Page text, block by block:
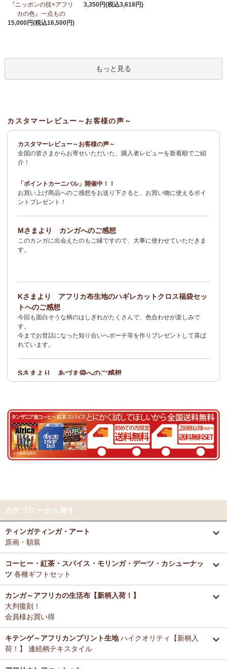
3/27： サーカスパンツ
仕立てた新作登場！『ニッポンの技×アフリカの色』
3/11：リボン付きブラウス アレンジいろいろ9way仕様！新入
3/11：イレギュラーヘム タックスカート
イクオリティ◇で仕立てた新作登場！『ニッポンの技×アフリカの
2/4： 長財布L字ファスナー～キテンゲ本革仕立て
～キテンゲ◇ハ
2/3： キテンゲ本革 名刺ケース～キテンゲ◇ハイクオリティ◇で
仕立てた新作登場！『ニッポンの技×アフリカの色』
2/3： オトナの多機能リュック～キテンゲ本革仕立て
ハイクオリティ◇で仕立てた新作登場！『ニッポンの技×アフリカ
の色』
1/19イージーパンツ～美脚ゆるやかブーツカットデザイン～
ンゲ◇ハイクオリティ◇で仕立てた新作登場！『ニッポンの技×ア
フリカの色』
1/19：エコバッグ≪2サイズ展開≫
名ごとに2つのカテゴリーでご紹介します
→ 作家名 A―L
→ 作家名 M―Z
名ごとに2つのカテゴリーでご紹介します
→ 作家名 A―L
→ 作家名 M―Z
1/15：2026年 バラカの福袋≪数量限定で再販決定！≫
～アフリカングッズ満杯～1年間の感謝をこめて
12/25：ステッチVネック ノースリーブブラウス新入荷！～キテ
ンゲ◇ハイクオリティ◇で仕立てた新作登場！
12/25：マサイシュカ アフリカの布ページに新入荷！
マサイ民族のマント 軽くおしゃれなブランケット
12/25：ティンガティンガ・アート～シャターニ（アフリカの精
霊）の作品新入荷！
12/25：
12/20：2026年 バラカの福袋～2025.12/20（土）予約販売開始
～アフリカングッズ満杯～1年間の感謝をこめて
≪数量限定販売
≫
『ニッポンの技×アフリ
カの色』一点もの
15,000円(税込16,500円)
3,350円(税込3,618円)
もっと見る
カスタマーレビュー～お客様の声～
カスタマーレビュー～お客様の声～
全国の皆さまからお寄せいただいた、購入者レビューを新着順でご紹
介！
「ポイントカーニバル」開催中！！
お買い上げ商品へのご感想をお送り下さると、お買い物に使えるポイ
ントプレゼント！
Mさまより カンガへのご感想
このカンガに出会えたのもご縁ですので、大事に使わせていただきま
す。
Kさまより アフリカ布生地のハギレカットクロス福袋セッ
トへのご感想
今回も面白そうな柄のはしぎれがたくさんで、色合わせが楽しみで
す。
今までお世話になった知り合いへポーチ等を作りプレゼントして喜ば
れています。
Sさまより あづま袋へのご感想
とても可愛く、着こなしのアクセントになります。軽くて丈夫なので
Nさまより 乳香フランキンセンスへのご感想
食べてみたくて買いました。青い皮の柑橘系の様な香りと木の様な形
容し難い香りがする、なんとも言えない香りです。
好きとか嫌いとかいう感覚よりも急に眠くなって来たので、リラック
スしているのを感じます。なんとなく、良いなぁ。
Tさまより カンガへのご感想
テーブルクロスとして使用中。大きさが少し違っていたりちょっと曲
っかりした良い生地です。一番心配だった洗濯ですが、ネットに入れ
て手洗いモードで洗濯機にかけ、終わったらすぐ干し、うちの場合は
色落ち、色移りなく大丈夫でした。洗濯ジワも殆どない（個人の感想
です！）のでノーアイロンで使用しています。
リビングが無地だらけなので、カンガのデザインがいいアクセントに
なりちょっと素敵空間に。
います。
Tさまより アジュワ・デーツへのご感想
高級ドライフルーツ、安価で買えてうれしいです。
カテゴリーから探す
ティンガティンガ・アート
原画・額装
コーヒー・紅茶・スパイス・モリンガ・デーツ・カシューナッ
ツ 各種ギフトセット
カンガ～アフリカの生活布【新柄入荷！】
大判復刻！
会員様お買い得
キテンゲ～アフリカンプリント生地ハイクオリティ【新柄入
荷！】 連続柄テキスタイル